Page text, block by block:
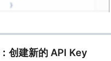
创建新的 API Key